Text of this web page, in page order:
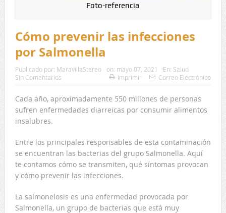
Foto-referencia
Cómo prevenir las infecciones
por Salmonella
Publicado por: MaravillaStereo on: mayo 07, 2021 En: Salud
Sin Comentarios
Imprimir Correo Electrónico
Cada año, aproximadamente 550 millones de personas
sufren enfermedades diarreicas por consumir alimentos
insalubres.
Entre los principales responsables de esta contaminación
se encuentran las bacterias del grupo Salmonella. Aquí
te contamos cómo se transmiten, qué síntomas provocan
y cómo prevenir las infecciones.
La salmonelosis es una enfermedad provocada por
Salmonella, un grupo de bacterias que está muy